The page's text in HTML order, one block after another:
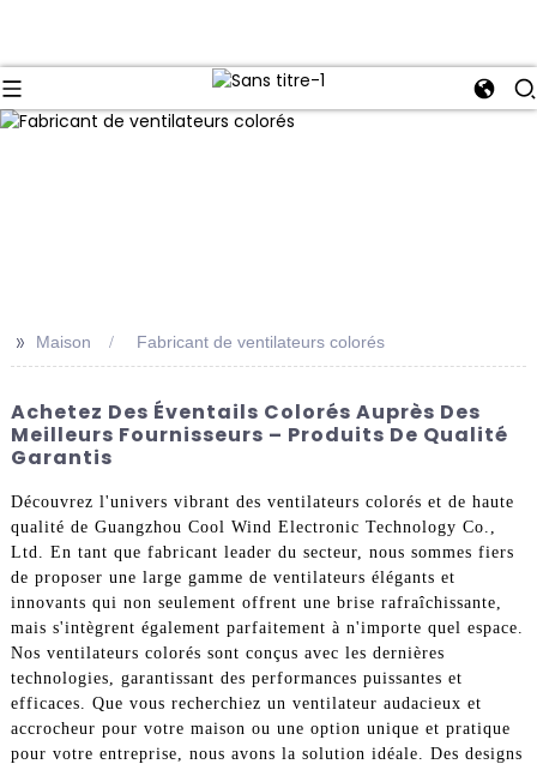
>> Maison Fabricant de ventilateurs colorés
Achetez Des Éventails Colorés Auprès Des
Meilleurs Fournisseurs – Produits De Qualité
Garantis
Découvrez l'univers vibrant des ventilateurs colorés et de haute
qualité de Guangzhou Cool Wind Electronic Technology Co.,
Ltd. En tant que fabricant leader du secteur, nous sommes fiers
de proposer une large gamme de ventilateurs élégants et
innovants qui non seulement offrent une brise rafraîchissante,
mais s'intègrent également parfaitement à n'importe quel espace.
Nos ventilateurs colorés sont conçus avec les dernières
technologies, garantissant des performances puissantes et
efficaces. Que vous recherchiez un ventilateur audacieux et
accrocheur pour votre maison ou une option unique et pratique
pour votre entreprise, nous avons la solution idéale. Des designs